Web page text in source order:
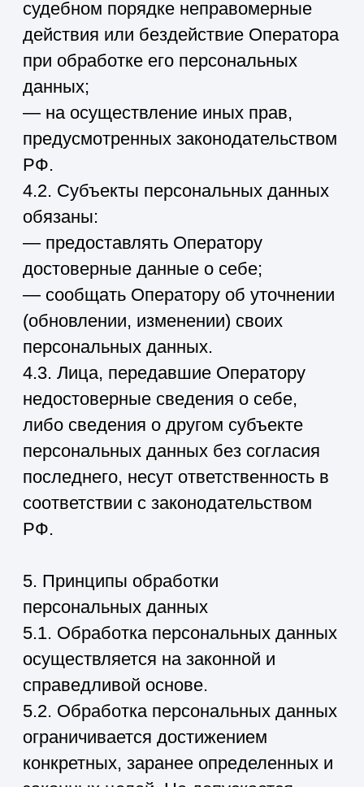
Виды обработки персональных
данных
Сбор, систематизация,
хранение, передача
уничтожение, запись,
накопление, использование и
данных
7. Порядок сбора, хранения, передачи
и других видов обработки
персональных данных
Безопасность персональных данных,
которые обрабатываются
Оператором, обеспечивается путем
реализации правовых,
необходимых для выполнения в
полном объеме требований
действующего законодательства в
области защиты персональных
данных.
7.1. Оператор обеспечивает
принимает меры и средства,
исключающие доступ к персональным
данным неуполномоченных лиц.
Реализованы организационные,
технические и правовые меры
защиты данных.
Применяются средства
шифрования и контроля
доступа.
Проводится регулярный аудит
безопасности.
Назначено ответственное лицо
за организацию обработки
персональных данных.
Заключаются договоры с